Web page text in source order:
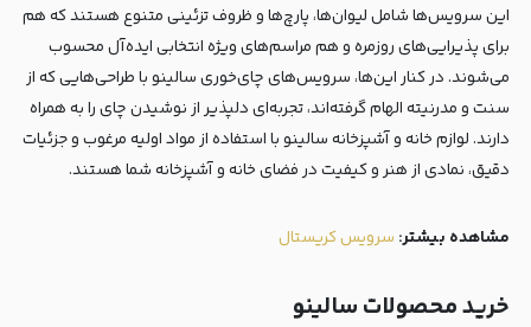
این سرویس‌ها شامل لیوان‌ها، پارچ‌ها و ظروف تزئینی متنوع هستند که هم
برای پذیرایی‌های روزمره و هم مراسم‌های ویژه انتخابی ایده‌آل محسوب
می‌شوند. در کنار این‌ها، سرویس‌های چای‌خوری سالینو با طراحی‌هایی که از
سنت و مدرنیته الهام گرفته‌اند، تجربه‌ای دلپذیر از نوشیدن چای را به همراه
دارند. لوازم خانه و آشپزخانه سالینو با استفاده از مواد اولیه مرغوب و جزئیات
دقیق، نمادی از هنر و کیفیت در فضای خانه و آشپزخانه شما هستند.
مشاهده بیشتر:‌ سرویس کریستال
خرید محصولات سالینو